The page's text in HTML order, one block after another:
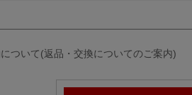
ついて(返品・交換についてのご案内)